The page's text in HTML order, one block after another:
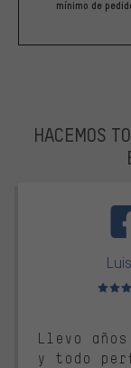
mínimo de
HACEMOS
Llevo años
y todo